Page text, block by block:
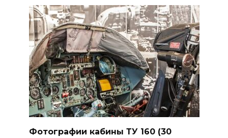
Фотографии кабины ТУ 160 (30